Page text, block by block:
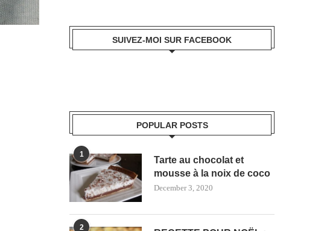
SUIVEZ-MOI SUR FACEBOOK
POPULAR POSTS
1
Tarte au chocolat et
mousse à la noix de coco
December 3, 2020
2